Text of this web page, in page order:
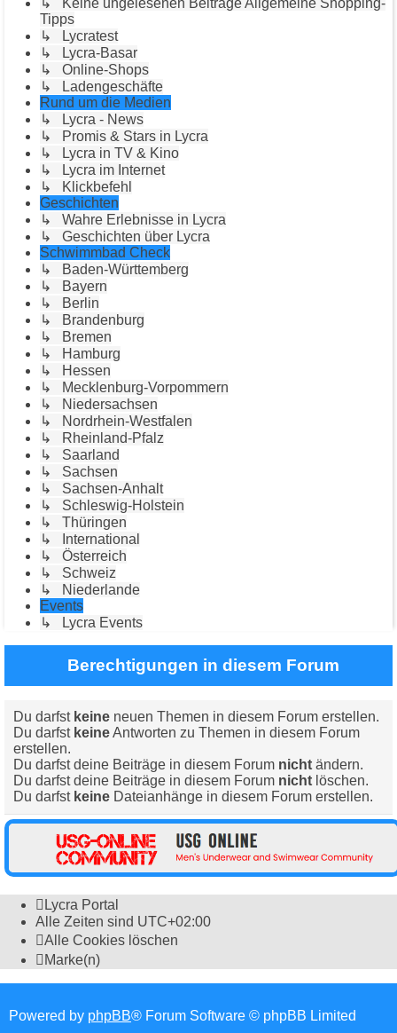
↳ Keine ungelesenen Beiträge Allgemeine Shopping-
Tipps
↳ Lycratest
↳ Lycra-Basar
↳ Online-Shops
↳ Ladengeschäfte
Rund um die Medien
↳ Lycra - News
↳ Promis & Stars in Lycra
↳ Lycra in TV & Kino
↳ Lycra im Internet
↳ Klickbefehl
Geschichten
↳ Wahre Erlebnisse in Lycra
↳ Geschichten über Lycra
Schwimmbad Check
↳ Baden-Württemberg
↳ Bayern
↳ Berlin
↳ Brandenburg
↳ Bremen
↳ Hamburg
↳ Hessen
↳ Mecklenburg-Vorpommern
↳ Niedersachsen
↳ Nordrhein-Westfalen
↳ Rheinland-Pfalz
↳ Saarland
↳ Sachsen
↳ Sachsen-Anhalt
↳ Schleswig-Holstein
↳ Thüringen
↳ International
↳ Österreich
↳ Schweiz
↳ Niederlande
Events
↳ Lycra Events
Berechtigungen in diesem Forum
Du darfst keine neuen Themen in diesem Forum erstellen.
Du darfst keineAntworten zu Themen in diesem Forum
erstellen.
Du darfst deine Beiträge in diesem Forum nicht ändern.
Du darfst deine Beiträge in diesem Forum nicht löschen.
Du darfst keine Dateianhänge in diesem Forum erstellen.
Lycra Portal
Alle Zeiten sind UTC+02:00
Alle Cookies löschen
Marke(n)
Powered by phpBB® Forum Software © phpBB Limited